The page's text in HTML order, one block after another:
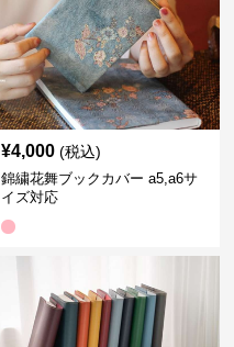
¥4,000 (税込)
錦繍花舞ブックカバー a5,a6サ
イズ対応